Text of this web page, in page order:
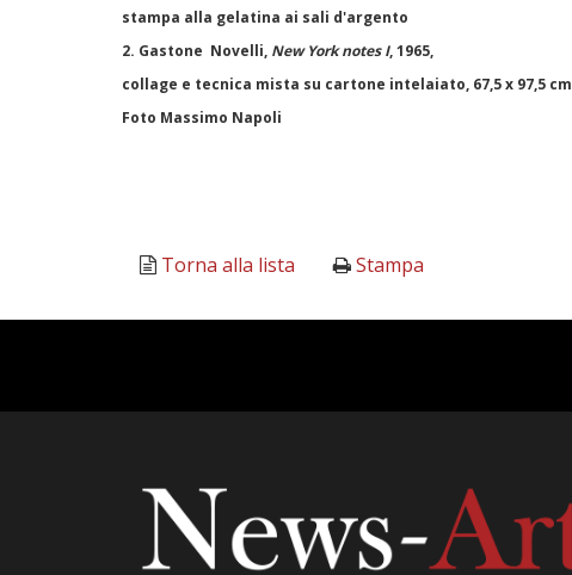
stampa alla gelatina ai sali d'argento
2. Gastone Novelli, New York notes I, 1965,
collage e tecnica mista su cartone intelaiato, 67,5 x 97,5 cm
Foto Massimo Napoli
Torna alla lista Stampa